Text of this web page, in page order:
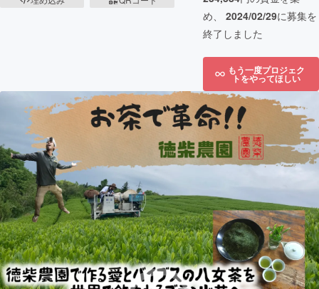
め、 2024/02/29に募集を
終了しました
もう一度プロジェク
トをやってほしい